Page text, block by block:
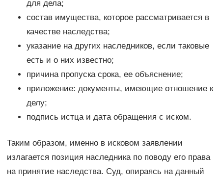
для дела;
состав имущества, которое рассматривается в
качестве наследства;
указание на других наследников, если таковые
есть и о них известно;
причина пропуска срока, ее объяснение;
приложение: документы, имеющие отношение к
делу;
подпись истца и дата обращения с иском.
Таким образом, именно в исковом заявлении
излагается позиция наследника по поводу его права
на принятие наследства. Суд, опираясь на данный